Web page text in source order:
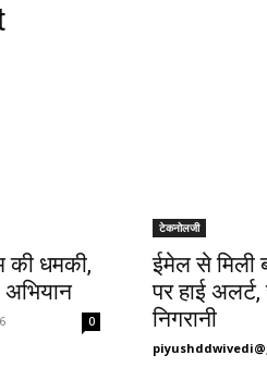
की धमकी,
अभियान
0
टेकनोलजी
ईमेल से मिली
पर हाई
निगरानी